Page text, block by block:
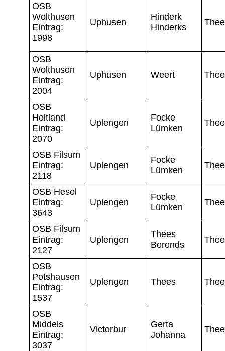
OSB
Wolthusen
Eintrag:
1998
Uphusen
Hinderk
Hinderks
OSB
Wolthusen
Eintrag:
2004
Uphusen Weert
OSB
Holtland
Eintrag:
2070
Uplengen
Focke
Lümken
OSB Filsum
Eintrag:
2118
Uplengen
Focke
Lümken
OSB Hesel
Eintrag:
3643
Uplengen
Focke
Lümken
OSB Filsum
Eintrag:
2127
Uplengen
Thees
Berends
OSB
Potshausen
Eintrag:
1537
Uplengen Thees
OSB
Middels
Eintrag:
3037
Victorbur
Gerta
Johanna